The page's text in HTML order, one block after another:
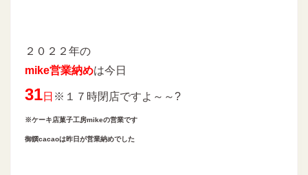
２０２２年の
mike営業納めは今日
31日 ※１７時閉店ですよ～～?
※ケーキ店菓子工房mikeの営業です
御饌cacaoは昨日が営業納めでした